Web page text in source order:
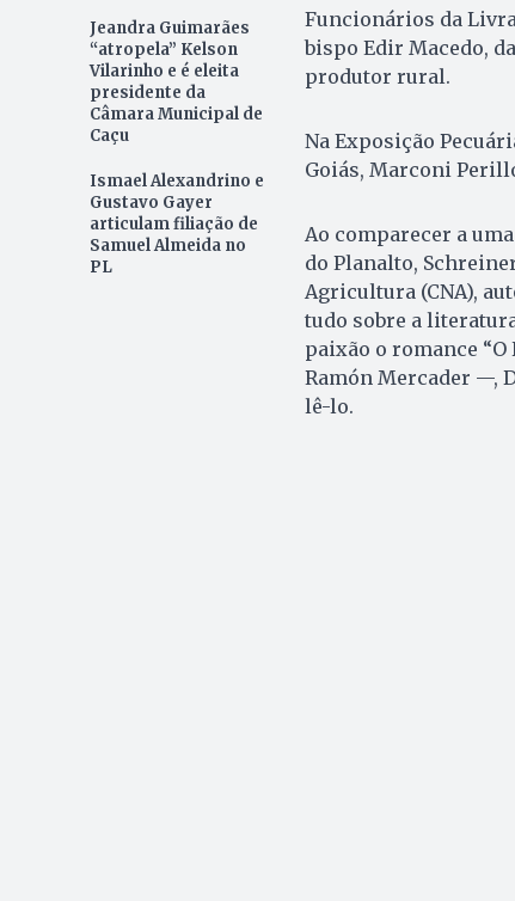
Jeandra Guimarães
“atropela” Kelson
Vilarinho e é eleita
presidente da
Câmara Municipal de
Caçu
Ismael Alexandrino e
Gustavo Gayer
articulam filiação de
Samuel Almeida no
PL
Funcionários da
bispo Edir Macedo,
produtor rural.
Na Exposição
Goiás, Marconi
Ao comparecer a
do Planalto,
Agricultura (CNA),
tudo sobre a
paixão o romance
Ramón Mercader —,
lê-lo.